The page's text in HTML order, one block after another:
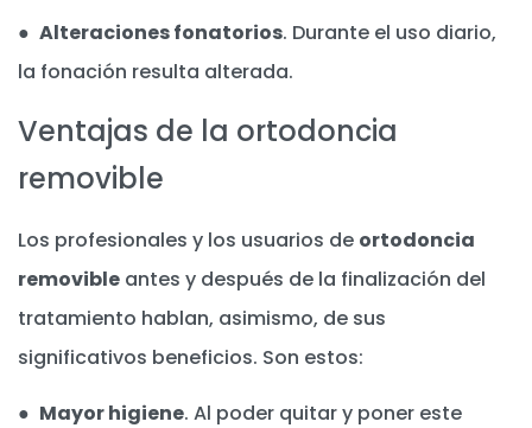
● Alteraciones fonatorios. Durante el uso diario,
la fonación resulta alterada.
Ventajas de la ortodoncia
removible
Los profesionales y los usuarios de ortodoncia
removible antes y después de la finalización del
tratamiento hablan, asimismo, de sus
significativos beneficios. Son estos:
● Mayor higiene. Al poder quitar y poner este